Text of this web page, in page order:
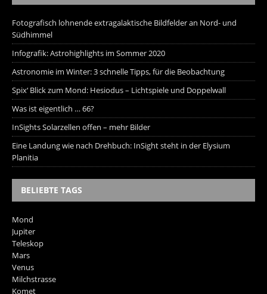
Fotografisch lohnende extragalaktische Bildfelder an Nord- und
Südhimmel
Infografik: Astrohighlights im Sommer 2020
Astronomie im Winter: 3 schnelle Tipps, für die Beobachtung
Spix‘ Blick zum Mond: Hesiodus – Lichtspiele und Doppelwall
Was ist eigentlich … 66?
InSights Solarzellen offen – mehr Bilder
Eine Landung wie nach Drehbuch: InSight steht in der Elysium
Planitia
BELIEBTE TAGS
Mond
Jupiter
Teleskop
Mars
Venus
Milchstrasse
Komet